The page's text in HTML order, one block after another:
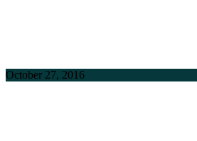
October 27, 2016